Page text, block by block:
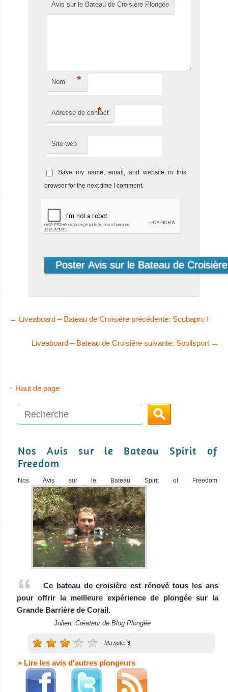
Avis sur le Bateau de Croisière Plongée
Nom *
Adresse de contact
*
Site web
Save my name, email, and website in this
browser for the next time I comment.
← Liveaboard – Bateau de Croisière précédente: Scubapro I
Liveaboard – Bateau de Croisière suivante: Spoilsport →
↑ Haut de page
Nos Avis sur le Bateau Spirit of
Freedom
Nos Avis sur le Bateau Spirit of Freedom
Ce bateau de croisière est rénové tous les ans
pour offrir la meilleure expérience de plongée sur la
Grande Barrière de Corail.
Julien, Créateur de Blog Plongée
Ma note: 3
» Lire les avis d'autres plongeurs